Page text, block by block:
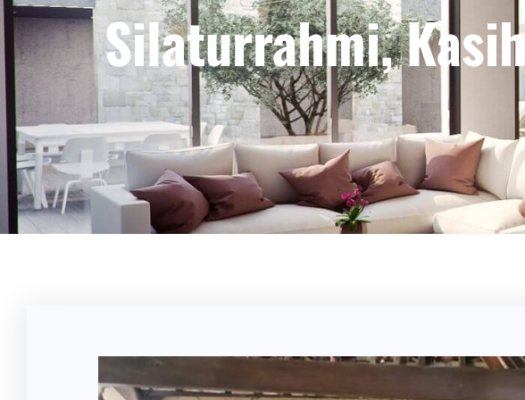
Silaturrahmi,